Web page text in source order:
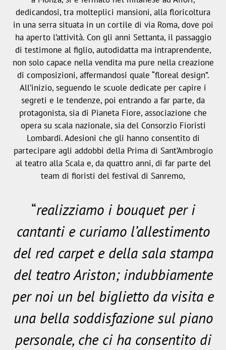
dedicandosi, tra molteplici mansioni, alla floricoltura
in una serra situata in un cortile di via Roma, dove poi
ha aperto l’attività. Con gli anni Settanta, il passaggio
di testimone al figlio, autodidatta ma intraprendente,
non solo capace nella vendita ma pure nella creazione
di composizioni, affermandosi quale “floreal design”.
All’inizio, seguendo le scuole dedicate per capire i
segreti e le tendenze, poi entrando a far parte, da
protagonista, sia di Pianeta Fiore, associazione che
opera su scala nazionale, sia del Consorzio Fioristi
Lombardi. Adesioni che gli hanno consentito di
partecipare agli addobbi della Prima di Sant’Ambrogio
al teatro alla Scala e, da quattro anni, di far parte del
team di fioristi del festival di Sanremo,
“realizziamo i bouquet per i
cantanti e curiamo l’allestimento
del red carpet e della sala stampa
del teatro Ariston; indubbiamente
per noi un bel biglietto da visita e
una bella soddisfazione sul piano
personale, che ci ha consentito di